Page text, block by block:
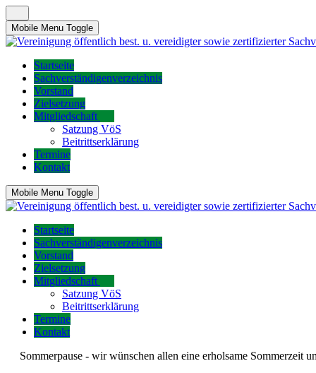
Mobile Menu Toggle
Startseite
Sachverständigenverzeichnis
Vorstand
Zielsetzung
Mitgliedschaft
Satzung VöS
Beitrittserklärung
Termine
Kontakt
Mobile Menu Toggle
Startseite
Sachverständigenverzeichnis
Vorstand
Zielsetzung
Mitgliedschaft
Satzung VöS
Beitrittserklärung
Termine
Kontakt
Sommerpause - wir wünschen allen eine erholsame Sommerzeit